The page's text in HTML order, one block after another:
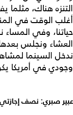
التنزه هناك،
أغلب الوقت في
حياتنا، وفي
العشاء ونجلس بعدها
ندخل السينما
وجودي في أمريكا
عبير صبري: نصف